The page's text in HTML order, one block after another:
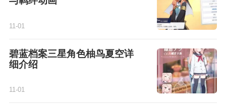
11-01
碧蓝档案三星角色柚鸟夏空详
细介绍
11-01